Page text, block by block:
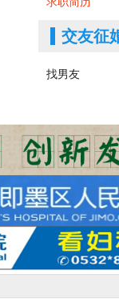
交友征
找男友